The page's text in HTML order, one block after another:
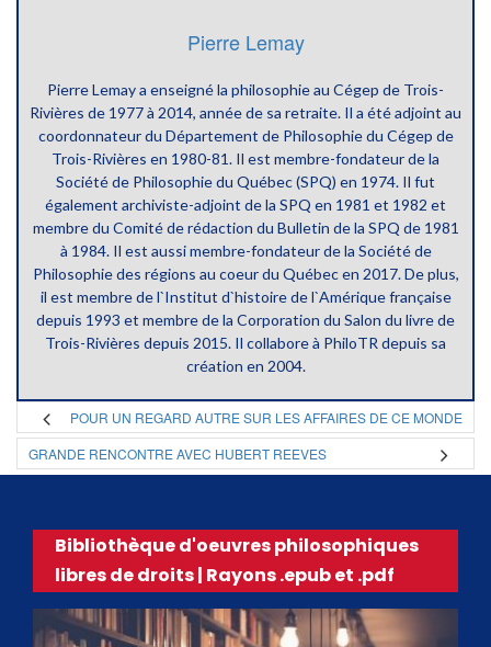
Pierre Lemay
Pierre Lemay a enseigné la philosophie au Cégep de Trois-
Rivières de 1977 à 2014, année de sa retraite. Il a été adjoint au
coordonnateur du Département de Philosophie du Cégep de
Trois-Rivières en 1980-81. Il est membre-fondateur de la
Société de Philosophie du Québec (SPQ) en 1974. Il fut
également archiviste-adjoint de la SPQ en 1981 et 1982 et
membre du Comité de rédaction du Bulletin de la SPQ de 1981
à 1984. Il est aussi membre-fondateur de la Société de
Philosophie des régions au coeur du Québec en 2017. De plus,
il est membre de l`Institut d`histoire de l`Amérique française
depuis 1993 et membre de la Corporation du Salon du livre de
Trois-Rivières depuis 2015. Il collabore à PhiloTR depuis sa
création en 2004.
POUR UN REGARD AUTRE SUR LES AFFAIRES DE CE MONDE
GRANDE RENCONTRE AVEC HUBERT REEVES
Bibliothèque d'oeuvres philosophiques
libres de droits | Rayons .epub et .pdf